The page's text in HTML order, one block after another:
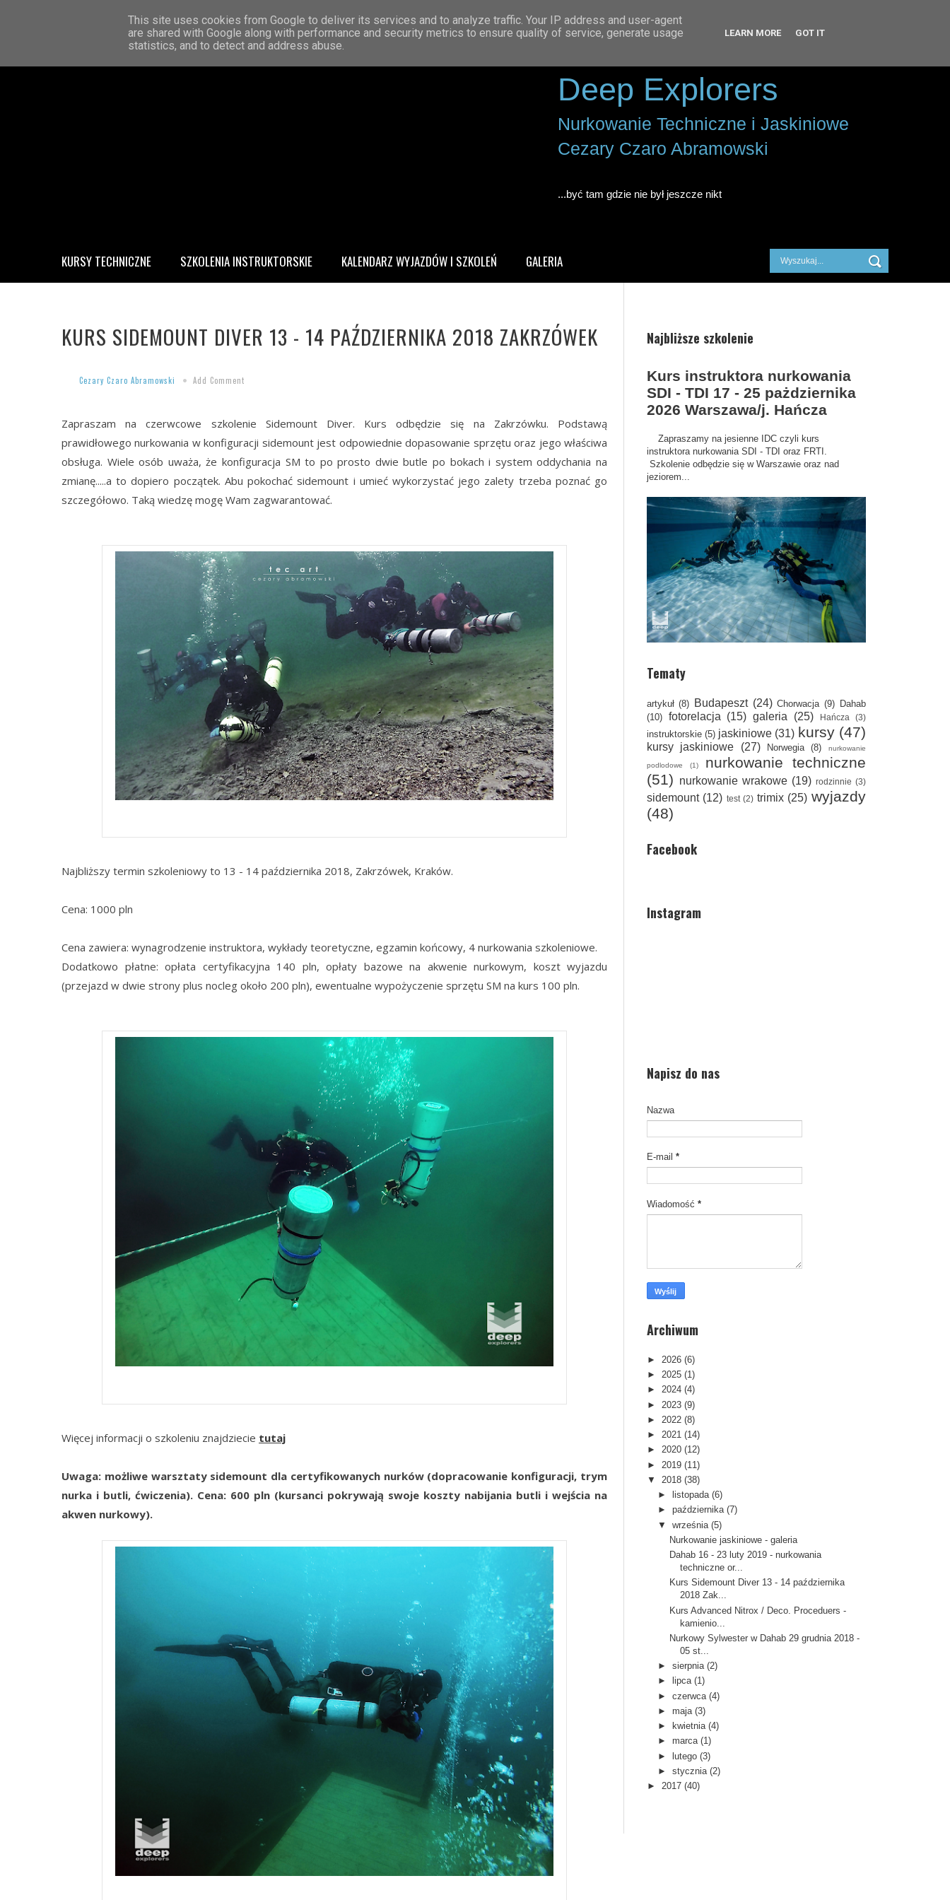
KONTAKT O MNIE
Deep Explorers
Nurkowanie Techniczne i Jaskiniowe
Cezary Czaro Abramowski
...być tam gdzie nie był jeszcze nikt
KURSY TECHNICZNE SZKOLENIA INSTRUKTORSKIE KALENDARZ WYJAZDÓW I SZKOLEŃ GALERIA
KURS SIDEMOUNT DIVER 13 - 14 PAŹDZIERNIKA 2018 ZAKRZÓWEK
Cezary Czaro Abramowski Add Comment
Zapraszam na czerwcowe szkolenie Sidemount Diver. Kurs odbędzie się na Zakrzówku. Podstawą
prawidłowego nurkowania w konfiguracji sidemount jest odpowiednie dopasowanie sprzętu oraz jego właściwa
obsługa. Wiele osób uważa, że konfiguracja SM to po prosto dwie butle po bokach i system oddychania na
zmianę.....a to dopiero początek. Abu pokochać sidemount i umieć wykorzystać jego zalety trzeba poznać go
szczegółowo. Taką wiedzę mogę Wam zagwarantować.
Najbliższy termin szkoleniowy to 13 - 14 października 2018, Zakrzówek, Kraków.
Cena: 1000 pln
Cena zawiera: wynagrodzenie instruktora, wykłady teoretyczne, egzamin końcowy, 4 nurkowania szkoleniowe.
Dodatkowo płatne: opłata certyfikacyjna 140 pln, opłaty bazowe na akwenie nurkowym, koszt wyjazdu
(przejazd w dwie strony plus nocleg około 200 pln), ewentualne wypożyczenie sprzętu SM na kurs 100 pln.
Więcej informacji o szkoleniu znajdziecie tutaj
Uwaga: możliwe warsztaty sidemount dla certyfikowanych nurków (dopracowanie konfiguracji, trym
nurka i butli, ćwiczenia). Cena: 600 pln (kursanci pokrywają swoje koszty nabijania butli i wejścia na
akwen nurkowy).
Najbliższe szkolenie
Kurs instruktora nurkowania
SDI - TDI 17 - 25 pażdziernika
2026 Warszawa/j. Hańcza
Zapraszamy na jesienne IDC czyli kurs
instruktora nurkowania SDI - TDI oraz FRTI.
Szkolenie odbędzie się w Warszawie oraz nad
jeziorem...
Tematy
artykuł (8) Budapeszt (24) Chorwacja (9) Dahab
(10)
fotorelacja (15) galeria (25) Hańcza (3)
instruktorskie (5) jaskiniowe (31) kursy (47)
kursy jaskiniowe (27) Norwegia (8) nurkowanie
podlodowe (1)
nurkowanie techniczne
(51) nurkowanie wrakowe (19) rodzinnie (3)
sidemount (12) test (2) trimix (25) wyjazdy
(48)
Facebook
Instagram
Napisz do nas
Nazwa
E-mail *
Wiadomość *
Archiwum
► 2026 (6)
► 2025 (1)
► 2024 (4)
► 2023 (9)
► 2022 (8)
► 2021 (14)
► 2020 (12)
► 2019 (11)
▼
2018 (38)
►
listopada (6)
►października (7)
▼
września (5)
Nurkowanie jaskiniowe - galeria
Dahab 16 - 23 luty 2019 - nurkowania
techniczne or...
Kurs Sidemount Diver 13 - 14 października
2018 Zak...
Kurs Advanced Nitrox / Deco. Proceduers -
kamienio...
Nurkowy Sylwester w Dahab 29 grudnia 2018 -
05 st...
►sierpnia (2)
►
lipca (1)
►czerwca (4)
► maja (3)
►
kwietnia (4)
► marca (1)
►lutego (3)
►stycznia (2)
► 2017 (40)
This site uses cookies from Google to deliver its services and to analyze traffic. Your IP address and user-agent
are shared with Google along with performance and security metrics to ensure quality of service, generate usage
statistics, and to detect and address abuse.
LEARN MORE GOT IT